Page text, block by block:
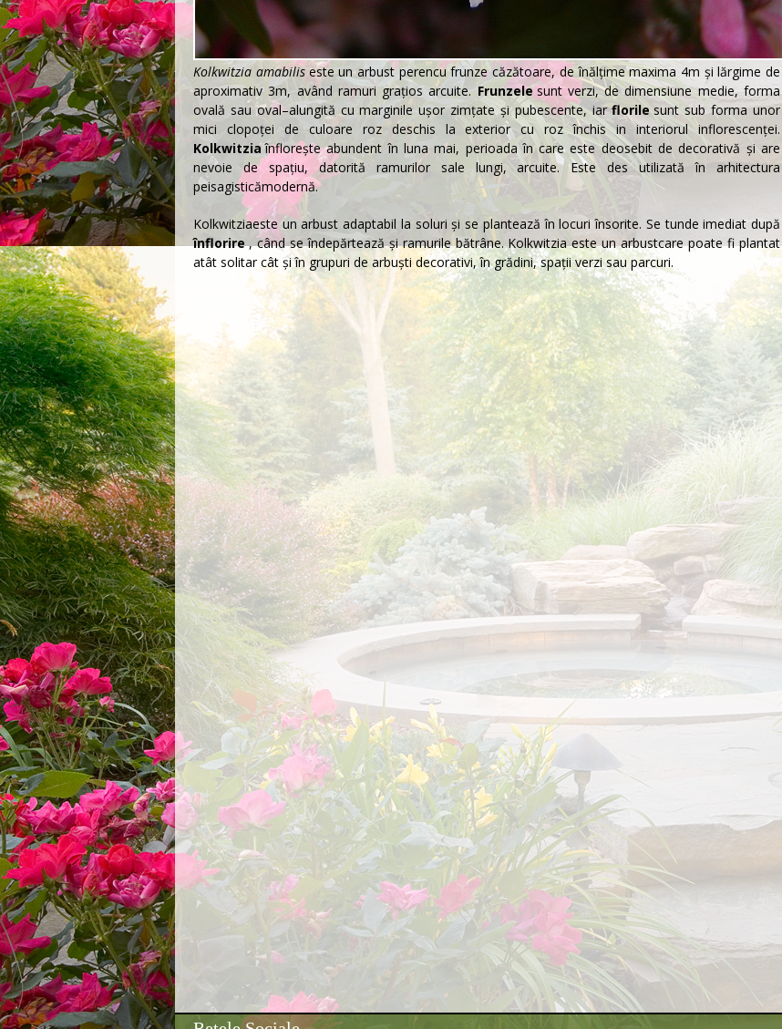
Kolkwitzia amabilis este un arbustperencu frunze căzătoare, de înălțime maxima 4m și lărgime de
aproximativ 3m, având ramuri grațios arcuite. Frunzele sunt verzi, de dimensiune medie, forma
ovală sau oval–alungită cu marginile ușor zimțate şi pubescente, iarflorile sunt sub forma unor
mici clopoței de culoare roz deschis la exterior cu roz închis in interiorul inflorescenței.
Kolkwitzia înflorește abundent în luna mai, perioada în care este deosebit de decorativă și are
nevoie de spațiu, datorită ramurilor sale lungi, arcuite. Este des utilizată în arhitectura
peisagisticămodernă.
Kolkwitziaeste un arbust adaptabil la soluri şi se plantează în locuri însorite. Se tunde imediat după
înflorire , când se îndepărtează și ramurile bătrâne. Kolkwitzia este unarbustcare poate fi plantat
atât solitar cât și în grupuri de arbuști decorativi, în grădini, spaţii verzi sau parcuri.